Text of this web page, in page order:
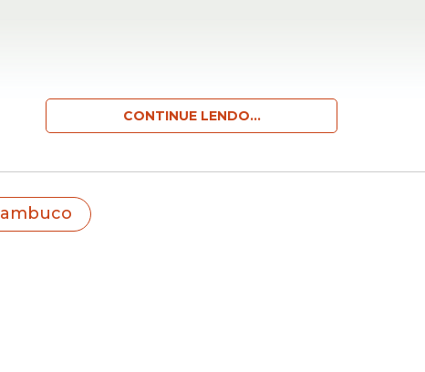
é mostrar em tempo real a realidade do
segurança, respeito e dignidade aos
mais uma live aqui, é uma fiscalização
CONTINUE LENDO...